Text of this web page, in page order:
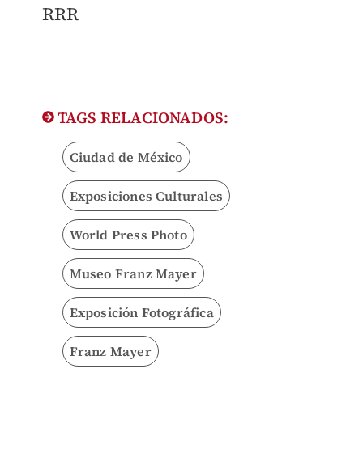
RRR
TAGS RELACIONADOS:
Ciudad de México
Exposiciones Culturales
World Press Photo
Museo Franz Mayer
Exposición Fotográfica
Franz Mayer